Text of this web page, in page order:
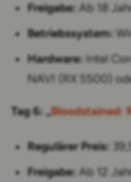
Freigabe: Ab 18
Betriebssystem:
Hardware: Intel
NAVI (RX 5500)
Tag 6: „Bloodstained:
Regulärer Preis:
Freigabe: Ab 12